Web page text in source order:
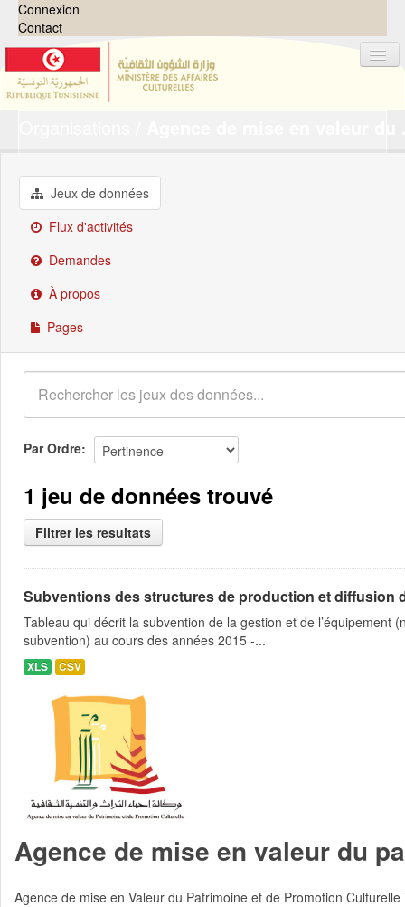
Connexion
Contact
Groupes
Demandes
À propos
Jeux de données
Flux d'activités
Demandes
À propos
Pages
Par Ordre
1 jeu de données trouvé
Filtrer les resultats
Subventions des structures de production et diffusion
Tableau qui décrit la subvention de la gestion et de
subvention) au cours des années 2015 -...
XLS CSV
Agence de mise en valeur du
Agence de mise en Valeur du Patrimoine et de Promotion